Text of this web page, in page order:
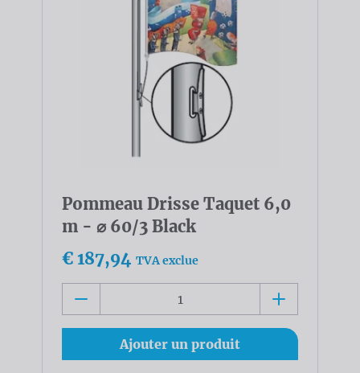
Pommeau Drisse Taquet 6,0
m - ⌀ 60/3 Black
€ 187,94 TVA exclue
Ajouter un produit